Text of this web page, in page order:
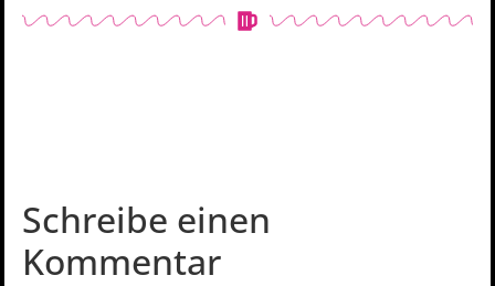
Schreibe einen
Kommentar